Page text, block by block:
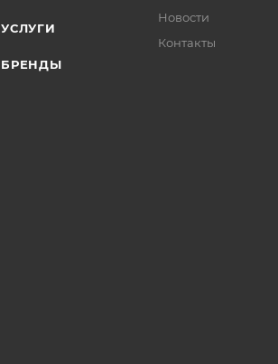
УСЛУГИ
БРЕНДЫ
Новости
Контакты